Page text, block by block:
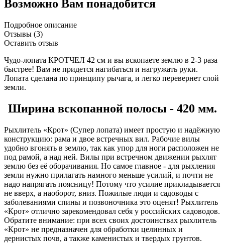
Возможно Вам понадобится
Подробное описание
Отзывы (3)
Оставить отзыв
Чудо-лопата КРОТЧЕЛ 42 см и вы вскопаете землю в 2-3 раза
быстрее! Вам не придется нагибаться и нагружать руки.
Лопата сделана по принципу рычага, и легко перевернет слой
земли.
Ширина вскопанной полосы - 420 мм.
Рыхлитель «Крот» (Супер лопата) имеет простую и надёжную
конструкцию: рама и двое встречных вил. Рабочие вилы
удобно вгонять в землю, так как упор для ноги расположен не
под рамой, а над ней. Вилы при встречном движении рыхлят
землю без её оборачивания. Но самое главное - для рыхления
земли нужно прилагать намного меньше усилий, и почти не
надо напрягать поясницу! Потому что усилие прикладывается
не вверх, а наоборот, вниз. Пожилые люди и садоводы с
заболеваниями спины и позвоночника это оценят! Рыхлитель
«Крот» отлично зарекомендовал себя у российских садоводов.
Обратите внимание: при всех своих достоинствах рыхлитель
«Крот» не предназначен для обработки целинных и
дернистых почв, а также каменистых и твердых грунтов.